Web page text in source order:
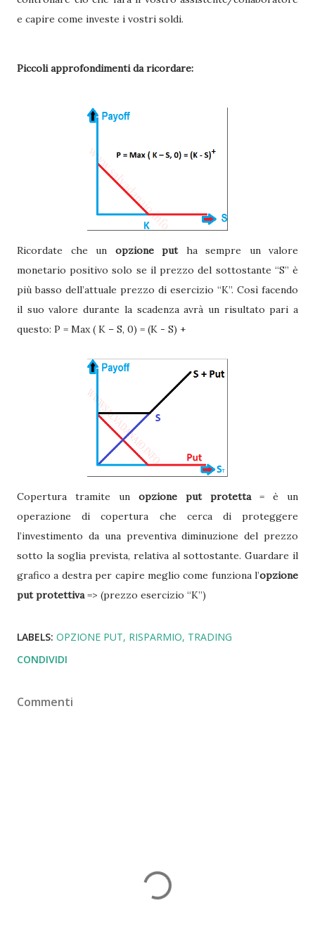
e capire come investe i vostri soldi.
Piccoli approfondimenti da ricordare:
Ricordate che un opzione putha sempre un valore
monetario positivo solo se il prezzo del sottostante “S” è
più basso dell’attuale prezzo di esercizio “K”. Così facendo
il suo valore durante la scadenza avrà un risultato pari a
questo: P = Max ( K – S, 0) = (K - S) +
Copertura tramite un opzione put protetta= è un
operazione di copertura che cerca di proteggere
l’investimento da una preventiva diminuzione del prezzo
sotto la soglia prevista, relativa al sottostante. Guardare il
grafico a destra per capire meglio come funziona l’opzione
put protettiva=> (prezzo esercizio “K”)
LABELS: OPZIONE PUT RISPARMIO TRADING
CONDIVIDI
Commenti